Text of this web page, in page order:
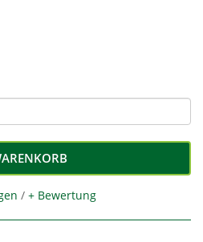
/ + Bewertung